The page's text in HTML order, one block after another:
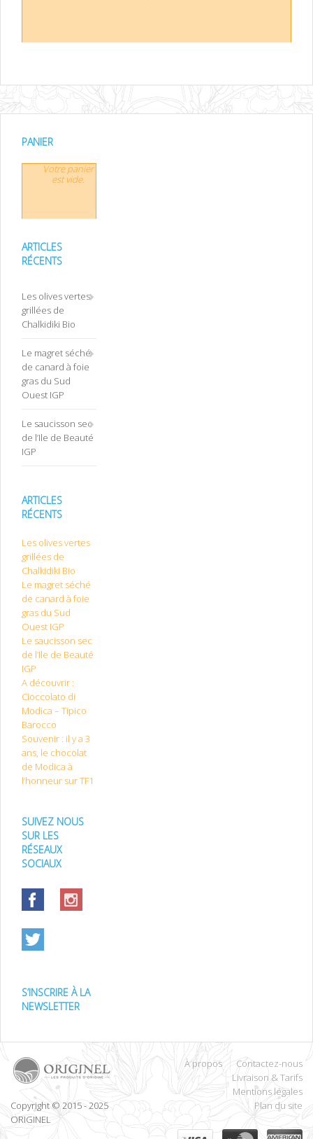
PANIER
Votre panier
est vide.
ARTICLES
RÉCENTS
Les olives vertes
grillées de
Chalkidiki Bio
Le magret séché
de canard à foie
gras du Sud
Ouest IGP
Le saucisson sec
de l’Ile de Beauté
IGP
ARTICLES
RÉCENTS
Les olives vertes
grillées de
Chalkidiki Bio
Le magret séché
de canard à foie
gras du Sud
Ouest IGP
Le saucisson sec
de l’Ile de Beauté
IGP
A découvrir :
Cioccolato di
Modica – Tipico
Barocco
Souvenir : il y a 3
ans, le chocolat
de Modica à
l’honneur sur TF1
SUIVEZ NOUS
SUR LES
RÉSEAUX
SOCIAUX
S’INSCRIRE À LA
NEWSLETTER
Copyright © 2015 - 2025
ORIGINEL
À propos
Contactez-nous
Livraison & Tarifs
Mentions légales
Plan du site